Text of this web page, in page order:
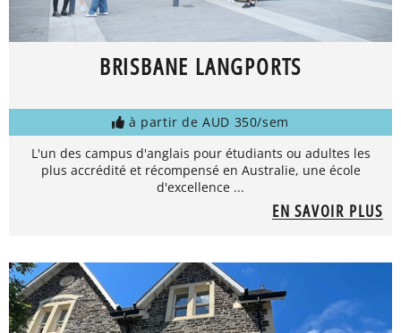
BRISBANE LANGPORTS
à partir de AUD 350/sem
L'un des campus d'anglais pour étudiants ou adultes les
plus accrédité et récompensé en Australie, une école
d'excellence ...
EN SAVOIR PLUS